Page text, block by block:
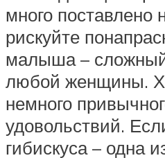
много поставлено
рискуйте
малыша –
любой женщины.
немного
удовольствий.
гибискуса – одна